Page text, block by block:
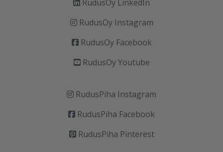
RudusOy LinkedIn
RudusOy Instagram
RudusOy Facebook
RudusOy Youtube
RudusPiha Instagram
RudusPiha Facebook
RudusPiha Pinterest